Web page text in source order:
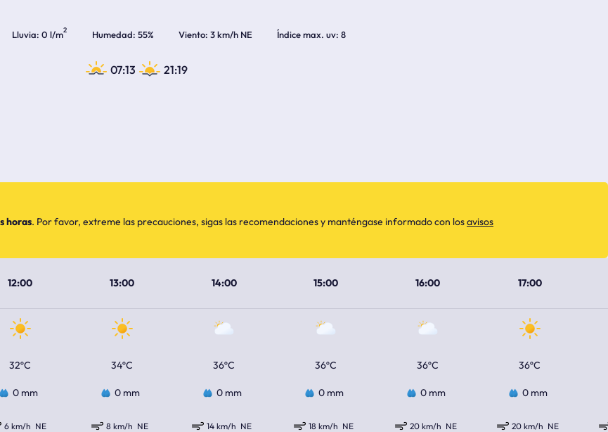
Lluvia 0 l/m2 Humedad 55% Viento 3 km/h NE Índice max. uv 8
07:13 21:19
12:00 13:00 14:00 15:00 16:00 17:00
32ºC 34ºC 36ºC 36ºC 36ºC 36ºC
0 mm 0 mm 0 mm 0 mm 0 mm 0 mm
6 km/h NE 8 km/h NE 14 km/h NE 18 km/h NE 20 km/h NE 20 km/h NE
horas. Por favor, extreme las precauciones, sigas las recomendaciones y manténgase informado con losavisos